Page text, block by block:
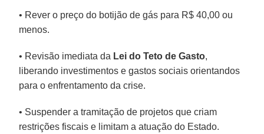
• Rever o preço do botijão de gás para R$ 40,00 ou
menos.
• Revisão imediata da Lei do Teto de Gasto,
liberando investimentos e gastos sociais orientandos
para o enfrentamento da crise.
• Suspender a tramitação de projetos que criam
restrições fiscais e limitam a atuação do Estado.